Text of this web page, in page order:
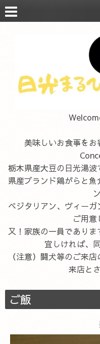
美味しいお食事を
栃木県産大豆の日光湯
県産ブランド鶏がらと
ベジタリアン、ヴィー
ご用意
又！家族の一員であり
宜しければ、
（注意）闘犬等のご来
来店と
ご飯